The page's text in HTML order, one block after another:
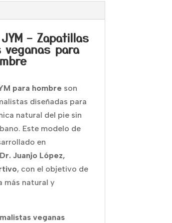
– Zapatillas
veganas para
para hombre son
diseñadas para
natural del pie sin
Este modelo de
en
Dr. Juanjo López,
, con el objetivo de
más natural y
veganas